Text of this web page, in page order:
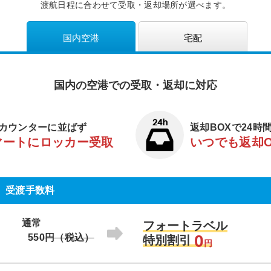
渡航日程に合わせて受取・返却場所が選べます。
国内空港 宅配
国内の空港での受取・返却に対応
ウンターに並ばず
トにロッカー受取
返却BOXで24時間
いつでも返却
受渡手数料
通常
550円（税込）
フォートラベル
特別割引
0円